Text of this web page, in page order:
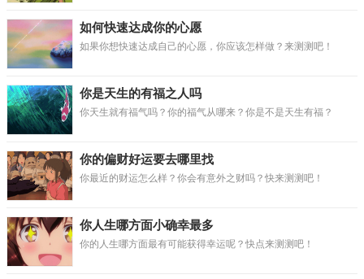
如何快速达成你的心愿
如果你想快速达成自己的心愿，你应该怎样做？来测测吧！
你是天生的有福之人吗
你天生就有福气吗？你的福气从哪来？你是不是天生有福？
你的偏财好运要去哪里找
你最近的财运怎么样？你会有意外之财吗？快来测测吧！
你人生哪方面小确幸最多
你的人生哪方面最有可能获得幸运呢？快点来测测吧！